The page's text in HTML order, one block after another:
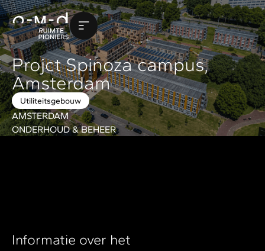
Utiliteitsgebouw
Projct Spinoza campus,
Amsterdam
AMSTERDAM
ONDERHOUD & BEHEER
Informatie over het